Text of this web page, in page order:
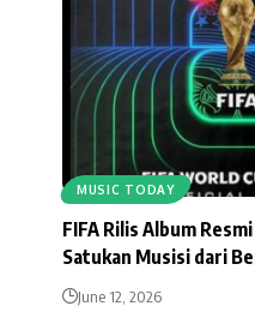
MUSIC TODAY
FIFA Rilis Album
Satukan Musisi dari
June 12, 2026